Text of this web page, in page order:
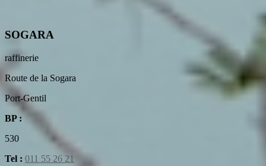
SOGARA
raffinerie
Route de la Sogara
Port-Gentil
BP :
530
Tel : 011 55 26 21